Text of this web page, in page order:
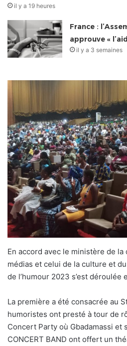
il y a 19 heures
France :
approuve «
il y a 3 semaines
En accord avec le ministère de
médias et celui de la culture et
de l’humour 2023 s’est déroulée
La première a été consacrée au
humoristes ont presté à tour de
Concert Party où Gbadamassi et
CONCERT BAND ont offert un